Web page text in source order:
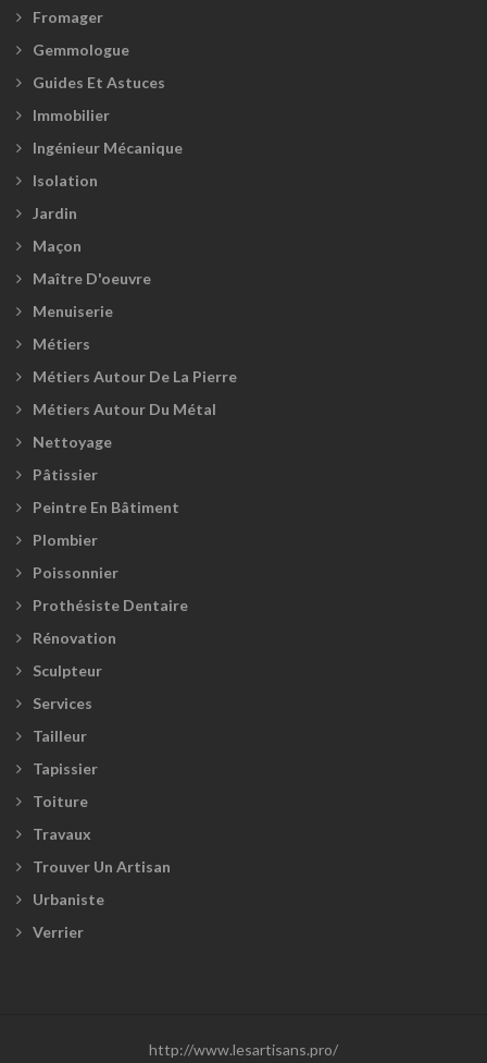
Fromager
Gemmologue
Guides Et Astuces
Immobilier
Ingénieur Mécanique
Isolation
Jardin
Maçon
Maître D'oeuvre
Menuiserie
Métiers
Métiers Autour De La Pierre
Métiers Autour Du Métal
Nettoyage
Pâtissier
Peintre En Bâtiment
Plombier
Poissonnier
Prothésiste Dentaire
Rénovation
Sculpteur
Services
Tailleur
Tapissier
Toiture
Travaux
Trouver Un Artisan
Urbaniste
Verrier
http://www.lesartisans.pro/